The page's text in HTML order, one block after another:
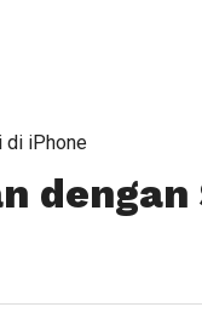
di iPhone
dengan